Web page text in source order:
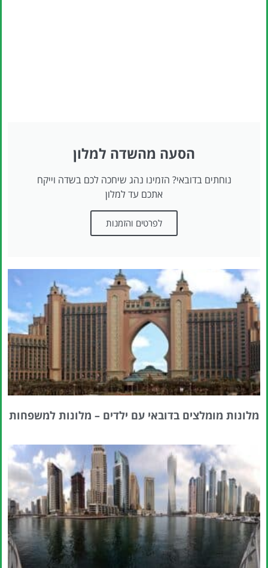
הסעה מהשדה למלון
נוחתים בדובאי? הזמינו נהג שיחכה לכם בשדה וייקח
אתכם עד למלון
לפרטים והזמנות
מלונות מומלצים בדובאי עם ילדים – מלונות למשפחות